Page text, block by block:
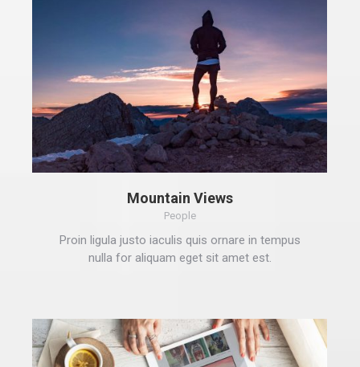
Mountain Views
People
Proin ligula justo iaculis quis ornare in tempus
nulla for aliquam eget sit amet est.